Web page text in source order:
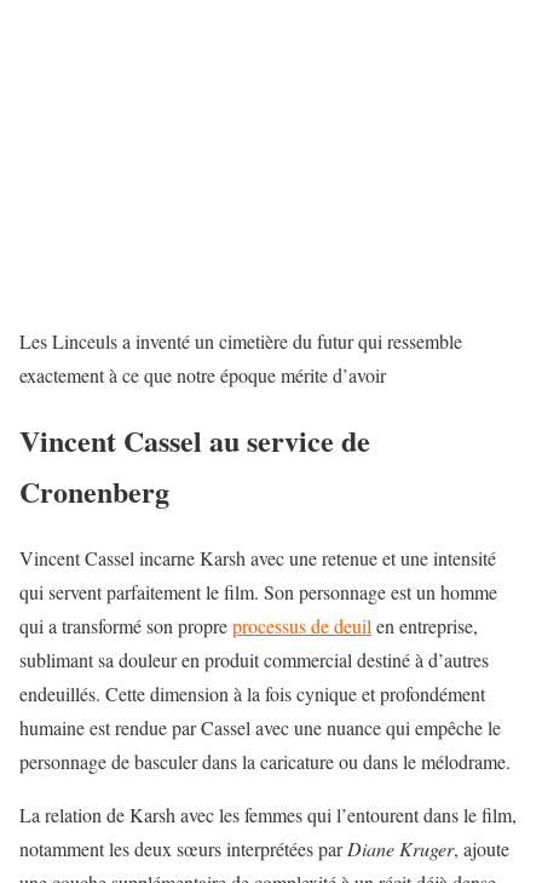
Les Linceuls a inventé un cimetière du futur qui ressemble
exactement à ce que notre époque mérite d’avoir
Vincent Cassel au service de
Cronenberg
Vincent Cassel incarne Karsh avec une retenue et une intensité
qui servent parfaitement le film. Son personnage est un homme
qui a transformé son propreprocessus de deuilen entreprise,
sublimant sa douleur en produit commercial destiné à d’autres
endeuillés. Cette dimension à la fois cynique et profondément
humaine est rendue par Cassel avec une nuance qui empêche le
personnage de basculer dans la caricature ou dans le mélodrame.
La relation de Karsh avec les femmes qui l’entourent dans le film,
notamment les deux sœurs interprétées parDiane Kruger, ajoute